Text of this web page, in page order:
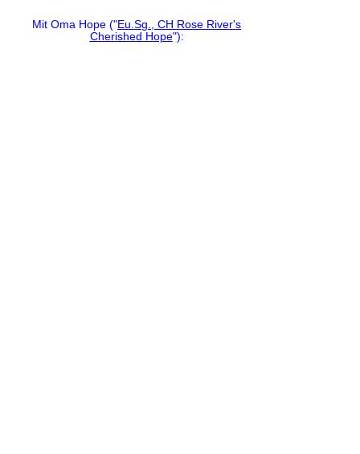
Mit Oma Hope ("Eu.Sg., CH Rose River's
Cherished Hope"):